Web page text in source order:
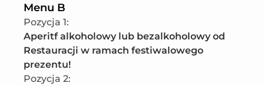
Menu B
Pozycja 1:
Aperitf alkoholowy lub bezalkoholowy od
Restauracji w ramach festiwalowego
prezentu!
Pozycja 2: